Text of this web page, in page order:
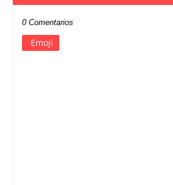
0 Comentarios
Emoji